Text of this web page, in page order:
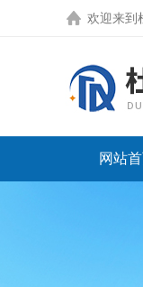
欢迎来到
网站